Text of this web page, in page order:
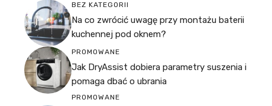
BEZ KATEGORII
Na co zwrócić uwagę przy montażu baterii
kuchennej pod oknem?
PROMOWANE
Jak DryAssist dobiera parametry suszenia i
pomaga dbać o ubrania
PROMOWANE